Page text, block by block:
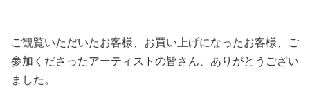
ご観覧いただいたお客様、お買い上げになったお客様、ご
参加くださったアーティストの皆さん、ありがとうござい
ました。